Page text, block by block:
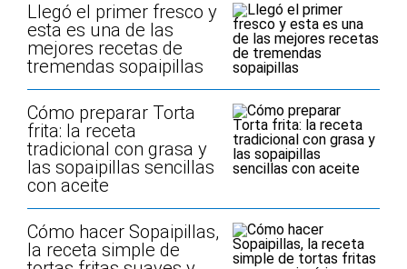
Llegó el primer fresco y
esta es una de las
mejores recetas de
tremendas sopaipillas
Cómo preparar Torta
frita: la receta
tradicional con grasa y
las sopaipillas sencillas
con aceite
Cómo hacer Sopaipillas,
la receta simple de